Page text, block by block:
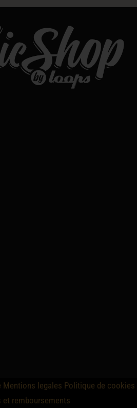
Mentions legales Politique de cookies
et remboursements